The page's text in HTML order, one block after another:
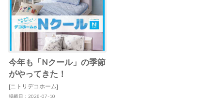
今年も「Nクール」の季節
がやってきた！
[ニトリデコホーム]
掲載日：2026-07-10